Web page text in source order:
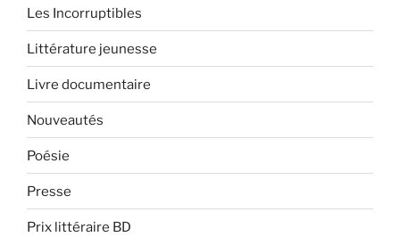
Les Incorruptibles
Littérature jeunesse
Livre documentaire
Nouveautés
Poésie
Presse
Prix littéraire BD